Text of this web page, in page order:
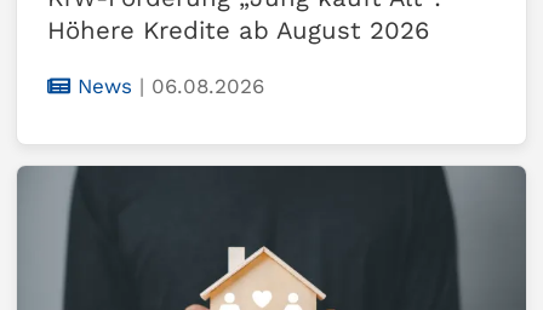
Höhere Kredite ab August 2026
News | 06.08.2026